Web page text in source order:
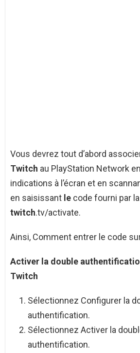
Vous devrez tout d’abord
Twitch au PlayStation Network
indications à l’écran et en
en saisissant le code fourni par
twitch.tv/activate.
Ainsi, Comment entrer le code
Activer la double
Twitch
Sélectionnez Configurer la
authentification.
Sélectionnez Activer la
authentification.